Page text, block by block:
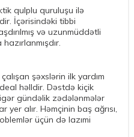
qulplu quruluşu ilə
İçərisindəki tibbi
və uzunmüddətli
şəxslərin ilk yardım
həlldir. Dəstdə kiçik
gündəlik zədələnmələr
alır. Həmçinin baş ağrısı,
üçün də lazımi